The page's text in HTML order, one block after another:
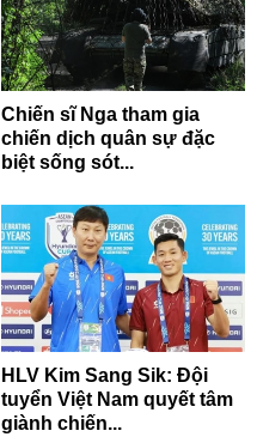
Chiến sĩ Nga tham gia
chiến dịch quân sự đặc
biệt sống sót...
HLV Kim Sang Sik: Đội
tuyển Việt Nam quyết tâm
giành chiến...